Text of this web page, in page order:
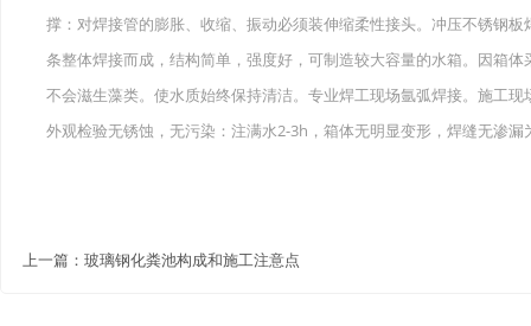
撑：对焊接管的膨胀、收缩、振动必须装伸缩柔性接头。冲压不锈钢
条整体焊接而成，结构简单，强度好，可制造较大容量的水箱。因箱
不会滋生藻类。使水质始终保持清洁。专业焊工现场氩弧焊接。施工
外观检验无锈蚀，无污染：注满水2-3h，箱体无明显变形，焊缝无渗漏
上一篇： 玻璃钢化粪池构成和施工注意点